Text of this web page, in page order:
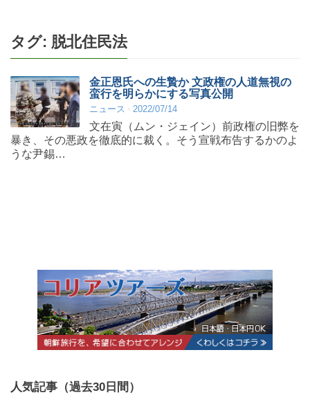
タグ: 脱北住民法
金正恩氏への生贄か 文政権の人道無視の
蛮行を明らかにする写真公開
ニュース 2022/07/14
文在寅（ムン・ジェイン）前政権の旧弊を
暴き、その悪政を徹底的に裁く。そう宣戦布告するかのよ
うな尹錫…
人気記事（過去30日間）